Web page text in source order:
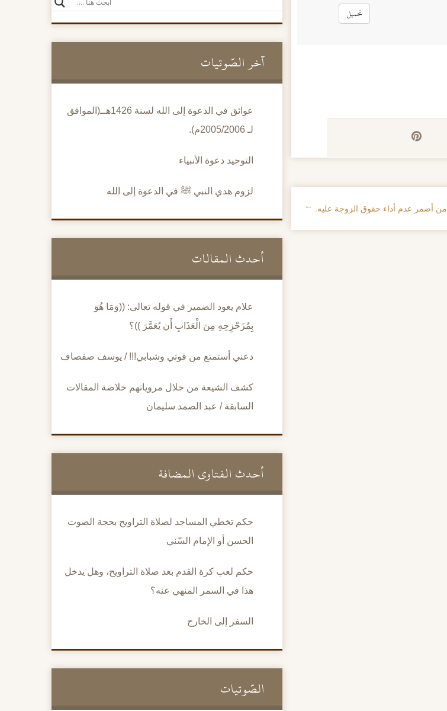
تحميل
من أضمر عدم أداء حقوق الزوجة عليه. →
آخر الصَّوتيات
عوائق في الدعوة إلى الله لسنة 1426هــ(الموافق
لـ 2005/2006م).
التوحيد دعوة الأنبياء
لزوم هدي النبي ﷺ في الدعوة إلى الله
أحدث المقالات
علام يعود الضمير في قوله تعالى: ((وَمَا هُوَ
بِمُزَحْزِحِهِ مِنَ الْعَذَابِ أَن يُعَمَّرَ ))؟
دعني أستمتع من قوتي وشبابي!!! / يوسف صفصاف
كشف الشيعة من خلال مروياتهم خلاصة المقالات
السابقة / عبد الصمد سليمان
أحدث الفتاوى المضافة
حكم تخطي المساجد لصلاة التراويح بحجة الصوت
الحسن أو الإمام السّني
حكم لعب كرة القدم بعد صلاة التراويح، وهل يدخل
هذا في السمر المنهي عنه؟
السفر إلى الخارج
الصَّوتيات